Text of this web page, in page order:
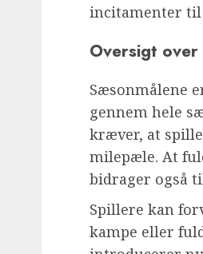
incitamenter til
Oversigt
Sæsonmålene
gennem hele
kræver, at
milepæle. At
bidrager også
Spillere kan
kampe eller